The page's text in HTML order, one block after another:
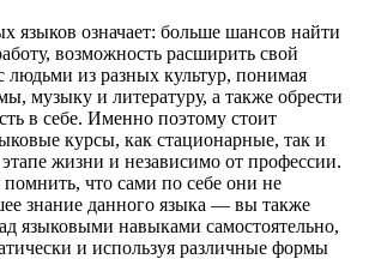
языков означает: больше шансов найти
возможность расширить свой
людьми из разных культур, понимая
музыку и литературу, а также обрести
в себе. Именно поэтому стоит
курсы, как стационарные, так и
жизни и независимо от профессии.
что сами по себе они не
знание данного языка — вы также
языковыми навыками самостоятельно,
и используя различные формы